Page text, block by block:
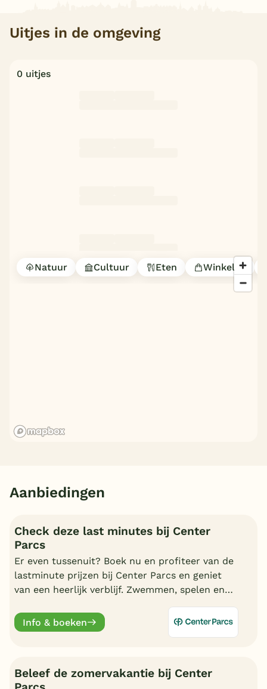
Uitjes in de omgeving
0 uitjes
Natuur Cultuur Eten Winkelen
Aanbiedingen
Check deze last minutes bij Center
Parcs
Er even tussenuit? Boek nu en profiteer van de
lastminute prijzen bij Center Parcs en geniet
van een heerlijk verblijf. Zwemmen, spelen en
Info & boeken
Beleef de zomervakantie bij Center